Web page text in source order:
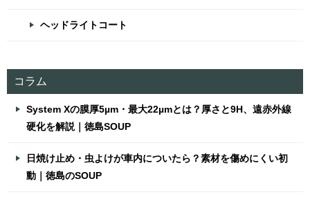
ヘッドライトコート
コラム
System Xの膜厚5µm・最大22µmとは？厚さと9H、遠赤外線
硬化を解説｜徳島SOUP
日焼け止め・虫よけが車内についたら？素材を傷めにくい初
動｜徳島のSOUP